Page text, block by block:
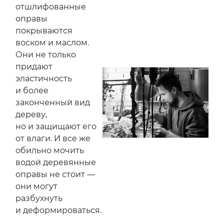
отшлифованные
оправы
покрываются
воском и маслом.
Они не только
придают
эластичность
и более
законченный вид
дереву,
но и защищают его
от влаги. И все же
обильно мочить
водой деревянные
оправы не стоит —
они могут
разбухнуть
и деформироваться.